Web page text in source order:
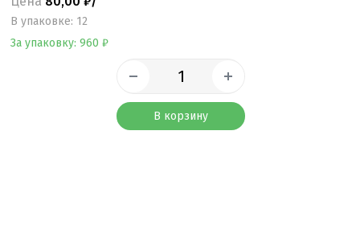
B упаковке: 12
За упаковку: 960 ₽
В корзину